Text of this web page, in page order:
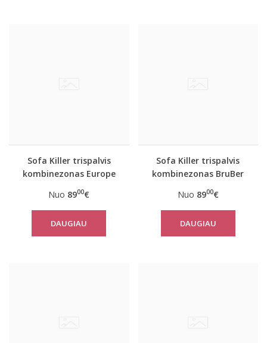
Sofa Killer trispalvis
kombinezonas Europe
Nuo 8900€
DAUGIAU
Sofa Killer trispalvis
kombinezonas BruBer
Nuo 8900€
DAUGIAU